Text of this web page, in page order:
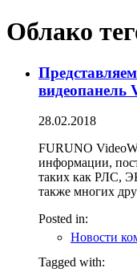
Облако
видеопанель
28.02.2018
FURUNO
информации,
таких как РЛС,
также многих
Posted in:
Новости
Tagged with: